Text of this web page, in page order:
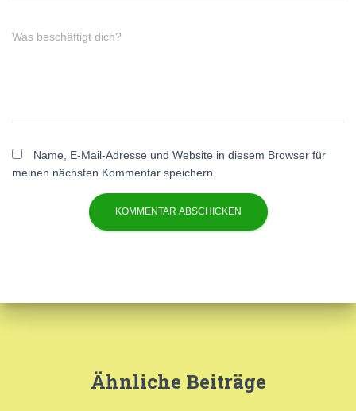
Was beschäftigt dich?
Name, E-Mail-Adresse und Website in diesem Browser für
meinen nächsten Kommentar speichern.
Ähnliche Beiträge